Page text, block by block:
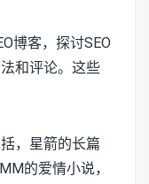
博客，探讨SEO
和评论。这些
，星箭的长篇
的爱情小说，